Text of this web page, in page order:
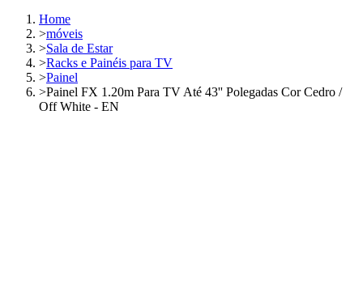
Home
>móveis
>Sala de Estar
>Racks e Painéis para TV
>Painel
>Painel FX 1.20m Para TV Até 43'' Polegadas Cor Cedro /
Off White - EN